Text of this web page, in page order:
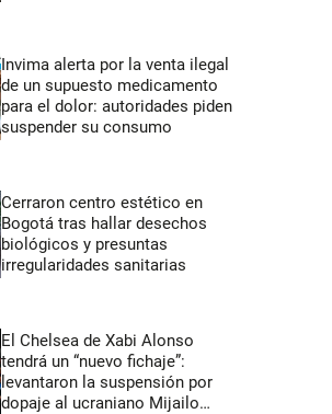
Invima alerta por la venta ilegal
de un supuesto medicamento
para el dolor: autoridades piden
suspender su consumo
Cerraron centro estético en
Bogotá tras hallar desechos
biológicos y presuntas
irregularidades sanitarias
El Chelsea de Xabi Alonso
tendrá un “nuevo fichaje”:
levantaron la suspensión por
dopaje al ucraniano Mijailo